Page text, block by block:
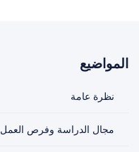
المواضيع
نظرة عامة
مجال الدراسة وفرص العمل